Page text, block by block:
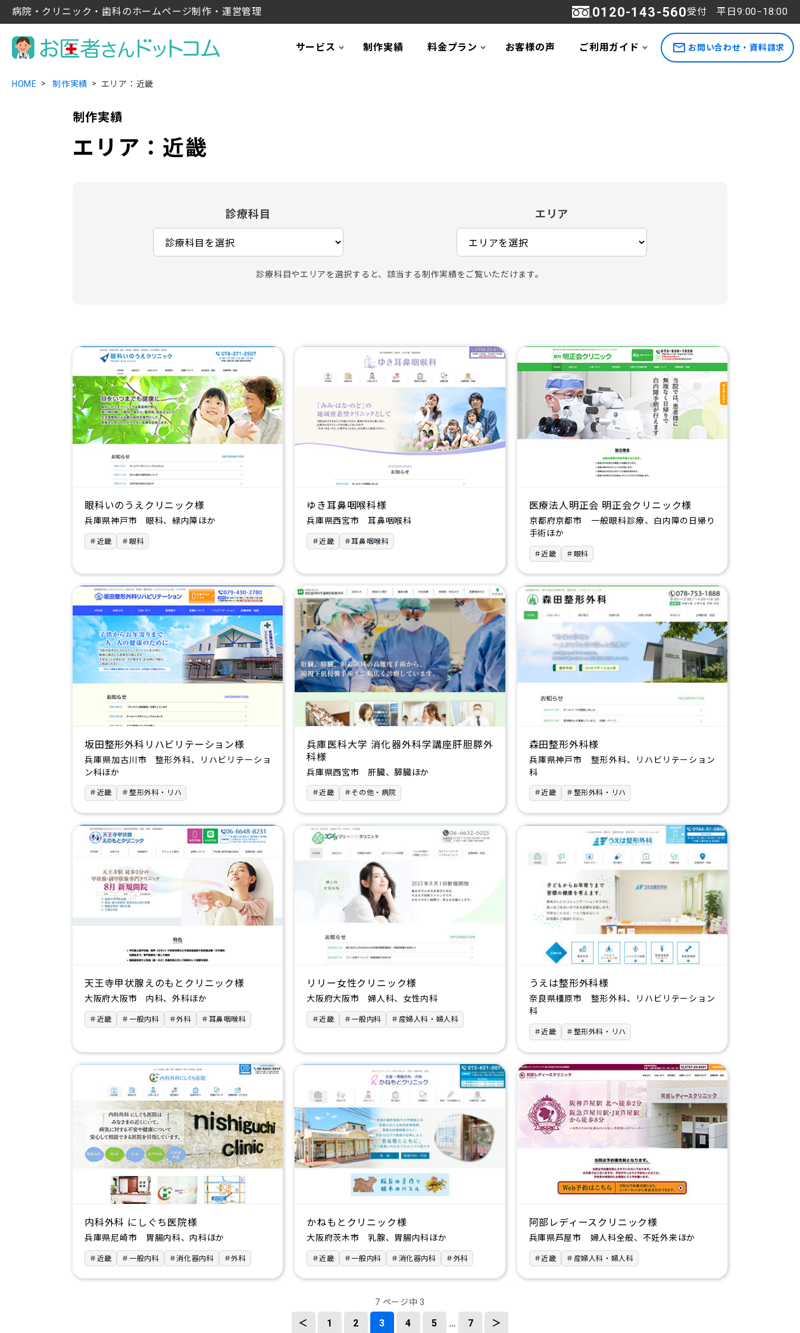
病院・クリニック・歯科のホームページ制作・運営管理 0120-143-560受付 平日9:00−18:00
サービス 制作実績 料金プラン お客様の声 ご利用ガイド お問い合わせ・資料請求
HOME 制作実績 エリア：近畿
制作実績
エリア：近畿
診療科目 エリア
診療科目やエリアを選択すると、該当する制作実績をご覧いただけます。
眼科いのうえクリニック様
兵庫県神戸市 眼科、緑内障ほか
＃近畿 ＃眼科
ゆき耳鼻咽喉科様
兵庫県西宮市 耳鼻咽喉科
＃近畿 ＃耳鼻咽喉科
医療法人明正会 明正会クリニック様
京都府京都市 一般眼科診療、白内障の日帰り
手術ほか
＃近畿 ＃眼科
坂田整形外科リハビリテーション様
兵庫県加古川市 整形外科、リハビリテーショ
ン科ほか
＃近畿 ＃整形外科・リハ
兵庫医科大学 消化器外科学講座肝胆膵外
科様
兵庫県西宮市 肝臓、膵臓ほか
＃近畿 ＃その他・病院
森田整形外科様
兵庫県神戸市 整形外科、リハビリテーション
科
＃近畿 ＃整形外科・リハ
天王寺甲状腺えのもとクリニック様
大阪府大阪市 内科、外科ほか
＃近畿 ＃一般内科 ＃外科 ＃耳鼻咽喉科
リリー女性クリニック様
大阪府大阪市 婦人科、女性内科
＃近畿 ＃一般内科 ＃産婦人科・婦人科
うえは整形外科様
奈良県橿原市 整形外科、リハビリテーション
科
＃近畿 ＃整形外科・リハ
内科外科 にしぐち医院様
兵庫県尼崎市 胃腸内科、内科ほか
＃近畿 ＃一般内科 ＃消化器内科 ＃外科
かねもとクリニック様
大阪府茨木市 乳腺、胃腸内科ほか
＃近畿 ＃一般内科 ＃消化器内科 ＃外科
阿部レディースクリニック様
兵庫県芦屋市 婦人科全般、不妊外来ほか
＃近畿 ＃産婦人科・婦人科
7 ページ中 3
＜ 1 2 3 4 5 … 7 ＞